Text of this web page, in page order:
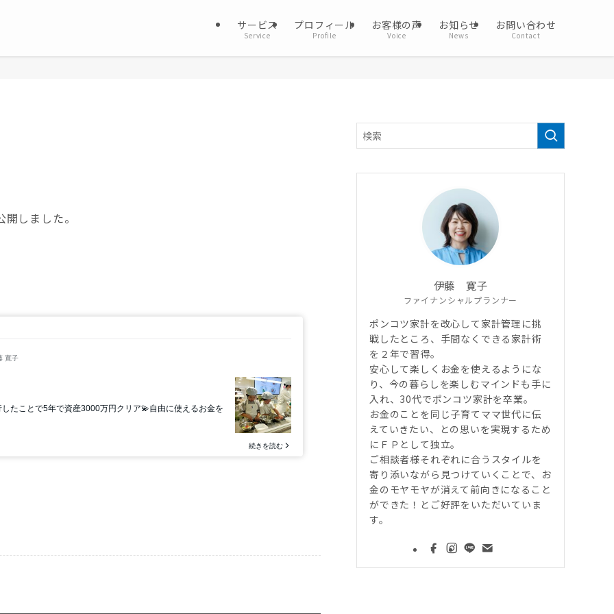
サービス
Service
プロフィール
Profile
お客様の声
Voice
お知らせ
News
お問い合わせ
Contact
しました。
伊藤 寛子
ファイナンシャルプランナー
ポンコツ家計を改心して家計管理に挑
戦したところ、手間なくできる家計術
を２年で習得。
安心して楽しくお金を使えるようにな
り、今の暮らしを楽しむマインドも手に
入れ、30代でポンコツ家計を卒業。
お金のことを同じ子育てママ世代に伝
えていきたい、との思いを実現するため
にＦＰとして独立。
ご相談者様それぞれに合うスタイルを
寄り添いながら見つけていくことで、お
金のモヤモヤが消えて前向きになること
ができた！とご好評をいただいていま
す。